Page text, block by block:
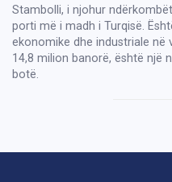
Stambolli, i njohur
porti më i madh i Turqisë.
ekonomike dhe industriale në
14,8 milion banorë, është një
botë.